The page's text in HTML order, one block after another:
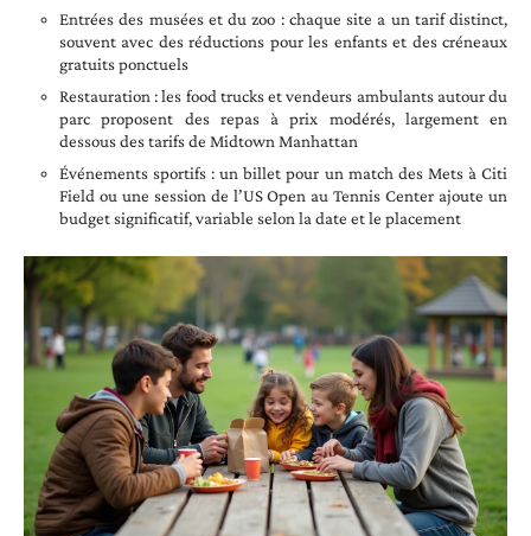
Entrées des musées et du zoo : chaque site a un tarif distinct,
souvent avec des réductions pour les enfants et des créneaux
gratuits ponctuels
Restauration : les food trucks et vendeurs ambulants autour du
parc proposent des repas à prix modérés, largement en
dessous des tarifs de Midtown Manhattan
Événements sportifs : un billet pour un match des Mets à Citi
Field ou une session de l’US Open au Tennis Center ajoute un
budget significatif, variable selon la date et le placement